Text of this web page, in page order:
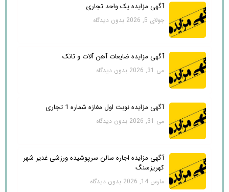
آگهی مزایده یک واحد تجاری
جولای 5, 2026 بدون دیدگاه
آگهی مزایده ضایعات آهن آلات و تانک
می 31, 2026 بدون دیدگاه
آگهی مزایده نوبت اول مغازه شماره 1 تجاری
می 31, 2026 بدون دیدگاه
آگهی مزایده اجاره سالن سرپوشیده ورزشی غدیر شهر
کهریزسنگ
مارس 14, 2026 بدون دیدگاه